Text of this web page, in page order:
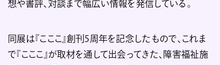
想や書評、対談まで幅広い情報を発信している。
同展は『こここ』創刊5周年を記念したもので、これま
で『こここ』が取材を通して出会ってきた、障害福祉施